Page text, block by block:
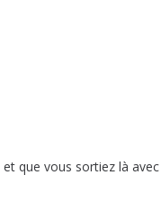
et que vous sortiez là avec